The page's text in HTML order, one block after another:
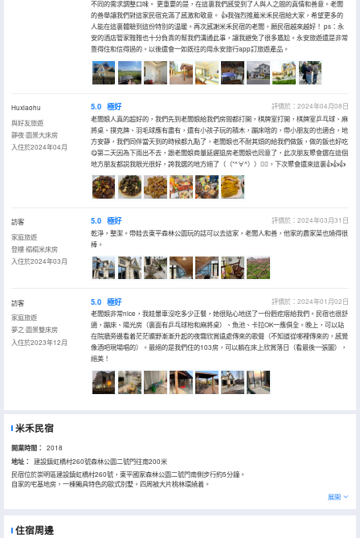
不同的需求調整口味。 更重要的是，在這裏我們感受到了人與人之間的真情和善意。老闆
的善舉讓我們對這家民宿充滿了感激和敬意。 👍我強烈推薦米禾民宿給大家，希望更多的
人能在這裏體驗到這份特別的温暖。再次感謝米禾民宿的老闆，願民宿越來越好！ ps：永
安的酒店管家雅雅也十分負責的幫我們溝通此事，讓我避免了很多尷尬。永安旅遊還是非常
靠得住和信得過的。以後還會一如既往的用永安旅行app訂旅遊產品。
Huxiaohu
與好友旅遊
靜夜·園景大床房
入住於2024年04月
5.0 極好
評價於：2024年04月08日
老闆娘人真的超好的，我們先到老闆娘給我們房間都打開，棋牌室打開，棋牌室乒乓球、麻
將桌、撲克牌、羽毛球應有盡有，還有小孩子玩的積木，蹦床啥的，帶小朋友的也適合，地
方安靜，我們同伴當天到的時候都九點了，老闆娘也不耐其煩的給我們做飯，做的飯也好吃
😋第二天因為下雨出不去，跟老闆娘商量延遲退房老闆娘也同意了，此次朋友聚會選在這個
地方朋友都説我眼光很好，誇我選的地方絕了（（*^∀^））👍🏻，下次聚會還來這裏👍👍👍
訪客
家庭旅遊
登樓·榻榻米床房
入住於2024年03月
5.0 極好
評價於：2024年03月31日
乾淨，整潔。帶娃去東平森林公園玩的話可以去這家，老闆人和善，他家的農家菜也燒得很
棒。
訪客
家庭旅遊
夢之·園景雙床房
入住於2023年12月
5.0 極好
評價於：2024年01月02日
老闆娘非常nice，我娃暈車沒吃多少正餐，她很貼心地送了一份麪疙瘩給我們。民宿也很舒
適，蹦床、陽光房（裏面有乒乓球枱和麻將桌）、魚池、卡拉OK一應俱全。晚上，可以站
在院牆旁邊看着茫茫曠野漸漸升起的夜霧欣賞遠處傳來的歌聲（不知道從哪裡傳來的，感覺
像酒吧現場唱的）。最絕的是我們住的103房，可以躺在床上欣賞落日（看最後一張圖），
絕美！
米禾民宿
開業時間： 2018
地址：
建設鎮虹橋村260號森林公園二號門往南200米
民宿位於崇明區建設鎮虹橋村260號，東平國家森林公園二號門南側步行約5分鐘。
自家的宅基地房，一棟獨具特色的歐式別墅。四周被大片桃林環繞着。
春天，桃花盛開季，粉裏透紅的桃花一朵緊挨着一朵，開滿枝頭，一陣微風吹過，一股桃花特有的淡淡清香撲面而來，
每個房間各具特色，可滿足不同遊客需求!有大床房、標房、特色套房、情侶房、榻榻米房，其中一間配有泡澡桶。
展開
住宿周邊